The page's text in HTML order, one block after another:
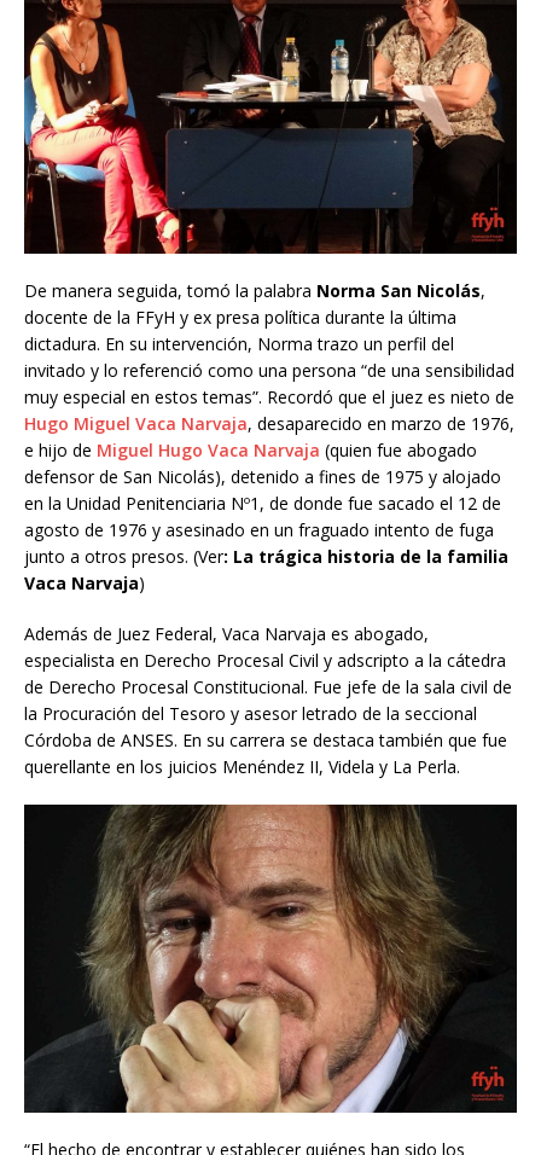
De manera seguida, tomó la palabra Norma San Nicolás,
docente de la FFyH y ex presa política durante la última
dictadura. En su intervención, Norma trazo un perfil del
invitado y lo referenció como una persona “de una sensibilidad
muy especial en estos temas”. Recordó que el juez es nieto de
Hugo Miguel Vaca Narvaja, desaparecido en marzo de 1976,
e hijo de Miguel Hugo Vaca Narvaja (quien fue abogado
defensor de San Nicolás), detenido a fines de 1975 y alojado
en la Unidad Penitenciaria Nº1, de donde fue sacado el 12 de
agosto de 1976 y asesinado en un fraguado intento de fuga
junto a otros presos. (Ver: La trágica historia de la familia
Vaca Narvaja)
Además de Juez Federal, Vaca Narvaja es abogado,
especialista en Derecho Procesal Civil y adscripto a la cátedra
de Derecho Procesal Constitucional. Fue jefe de la sala civil de
la Procuración del Tesoro y asesor letrado de la seccional
Córdoba de ANSES. En su carrera se destaca también que fue
querellante en los juicios Menéndez II, Videla y La Perla.
“El hecho de encontrar y establecer quiénes han sido los